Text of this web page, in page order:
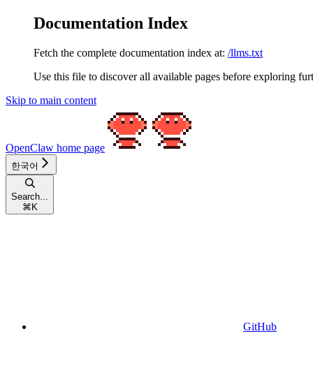
Documentation Index
Fetch the complete documentation index at: /llms.txt
Use this file to discover all available pages before exploring
Skip to main content
OpenClaw home page
한국어
Search...
⌘ K
GitHub